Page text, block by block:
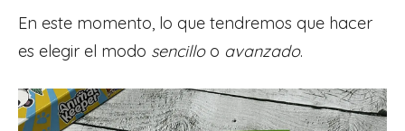
En este momento, lo que tendremos que hacer
es elegir el modo sencilloo avanzado.